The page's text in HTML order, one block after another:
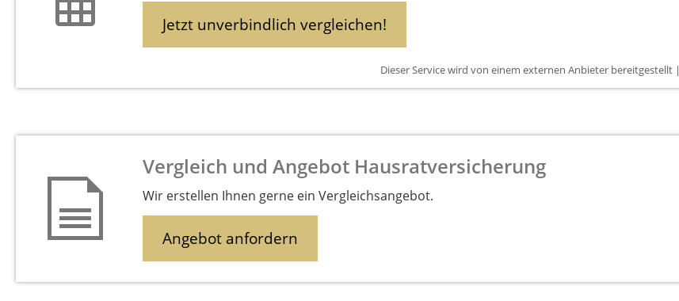
Jetzt unverbindlich vergleichen!
Dieser Service wird von einem externen Anbieter bereitgestellt |
Vergleich und Angebot Hausratversicherung
Wir erstellen Ihnen gerne ein Vergleichsangebot.
Angebot anfordern